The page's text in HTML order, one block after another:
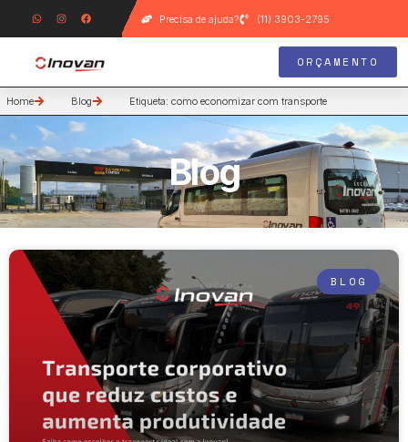
Precisa de ajuda? (11) 3903-2795
ORÇAMENTO
Home Blog Etiqueta: como economizar com transporte
Blog
BLOG